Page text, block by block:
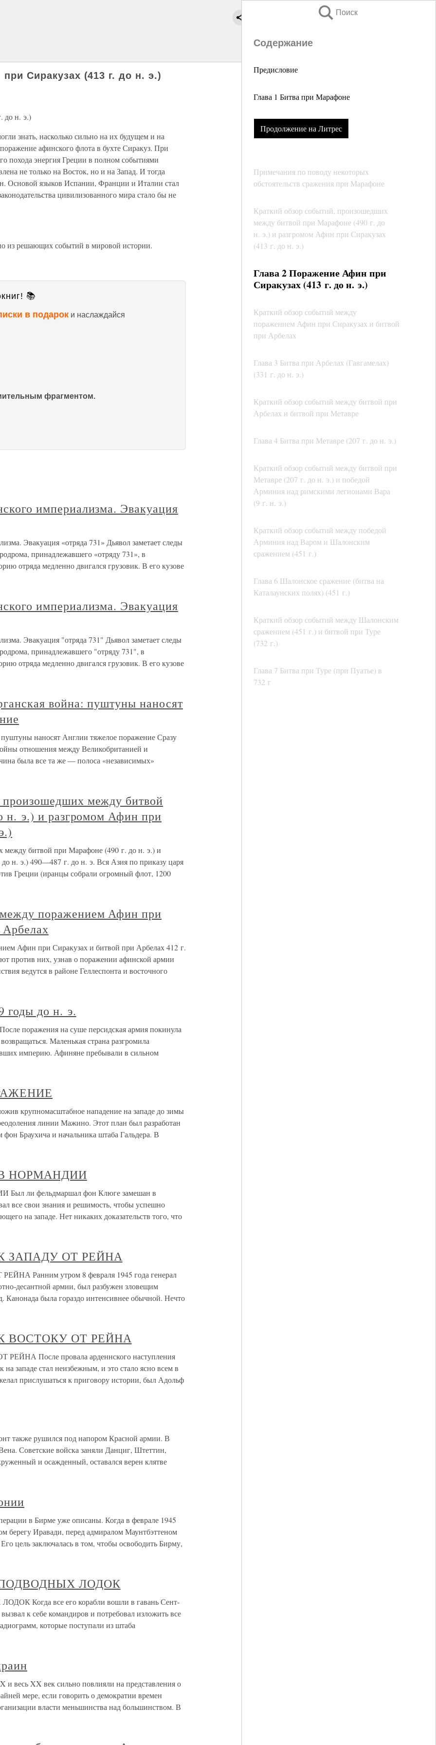
Поиск
Содержание
Предисловие
Глава 1 Битва при Марафоне
Продолжение на Литрес
Примечания по поводу некоторых
обстоятельств сражения при Марафоне
Краткий обзор событий, произошедших
между битвой при Марафоне (490 г. до
н. э.) и разгромом Афин при Сиракузах
(413 г. до н. э.)
Глава 2 Поражение Афин при
Сиракузах (413 г. до н. э.)
Краткий обзор событий между
поражением Афин при Сиракузах и битвой
при Арбелах
Глава 3 Битва при Арбелах (Гавгамелах)
(331 г. до н. э.)
Краткий обзор событий между битвой при
Арбелах и битвой при Метавре
Глава 4 Битва при Метавре (207 г. до н. э.)
Краткий обзор событий между битвой при
Метавре (207 г. до н. э.) и победой
Арминия над римскими легионами Вара
(9 г. н. э.)
Краткий обзор событий между победой
Арминия над Варом и Шалонским
сражением (451 г.)
Глава 6 Шалонское сражение (битва на
Каталаунских полях) (451 г.)
Краткий обзор событий между Шалонским
сражением (451 г.) и битвой при Туре
(732 г.)
Глава 7 Битва при Туре (при Пуатье) в
732 г
Сиракузах (413 г. до н. э.)
до н. э.)
знать, насколько сильно на их будущем и на
афинского флота в бухте Сиракуз. При
похода энергия Греции в полном событиями
не только на Восток, но и на Запад. И тогда
Основой языков Испании, Франции и Италии стал
цивилизованного мира стало бы не
из решающих событий в мировой истории.
📚
в подарок и наслаждайся
фрагментом.
империализма. Эвакуация
Эвакуация «отряда 731» Дьявол заметает следы
принадлежавшего «отряду 731», в
отряда медленно двигался грузовик. В его кузове
империализма. Эвакуация
Эвакуация "отряда 731" Дьявол заметает следы
принадлежавшего "отряду 731", в
отряда медленно двигался грузовик. В его кузове
война: пуштуны наносят
пуштуны наносят Англии тяжелое поражение Сразу
отношения между Великобританией и
была все та же — полоса «независимых»
между битвой
н. э.) и разгромом Афин при
между битвой при Марафоне (490 г. до н. э.) и
н. э.) 490—487 г. до н. э. Вся Азия по приказу царя
Греции (иранцы собрали огромный флот, 1200
поражением Афин при
Афин при Сиракузах и битвой при Арбелах 412 г.
против них, узнав о поражении афинской армии
ведутся в районе Геллеспонта и восточного
годы до н. э.
поражения на суше персидская армия покинула
Маленькая страна разгромила
империю. Афиняне пребывали в сильном
крупномасштабное нападение на западе до зимы
линии Мажино. Этот план был разработан
Браухича и начальника штаба Гальдера. В
В НОРМАНДИИ
ли фельдмаршал фон Клюге замешан в
все свои знания и решимость, чтобы успешно
на западе. Нет никаких доказательств того, что
ЗАПАДУ ОТ РЕЙНА
Ранним утром 8 февраля 1945 года генерал
десантной армии, был разбужен зловещим
Канонада была гораздо интенсивнее обычной. Нечто
ВОСТОКУ ОТ РЕЙНА
После провала арденнского наступления
западе стал неизбежным, и это стало ясно всем в
прислушаться к приговору истории, был Адольф
также рушился под напором Красной армии. В
Советские войска заняли Данциг, Штеттин,
и осажденный, оставался верен клятве
в Бирме уже описаны. Когда в феврале 1945
берегу Иравади, перед адмиралом Маунтбэттеном
цель заключалась в том, чтобы освободить Бирму,
ПОДВОДНЫХ ЛОДОК
Когда все его корабли вошли в гавань Сент-
к себе командиров и потребовал изложить все
которые поступали из штаба
весь XX век сильно повлияли на представления о
мере, если говорить о демократии времен
власти меньшинства над большинством. В